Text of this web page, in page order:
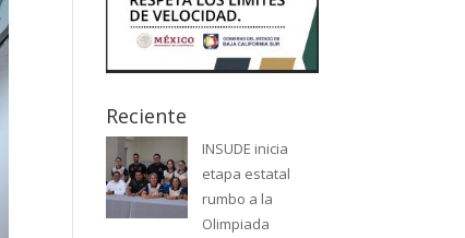
Reciente
INSUDE inicia
etapa estatal
rumbo a la
Olimpiada